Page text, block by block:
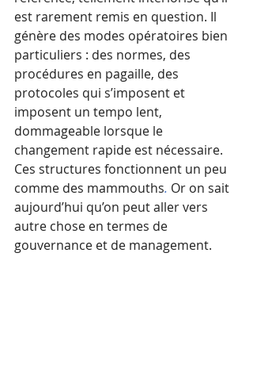
est rarement remis en question. Il
génère des modes opératoires bien
particuliers : des normes, des
procédures en pagaille, des
protocoles qui s’imposent et
imposent un tempo lent,
dommageable lorsque le
changement rapide est nécessaire.
Ces structures fonctionnent un peu
comme des mammouths. Or on sait
aujourd’hui qu’on peut aller vers
autre chose en termes de
gouvernance et de management.